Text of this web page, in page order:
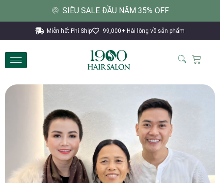
SIÊU SALE ĐẦU NĂM 35% OFF
Miễn hết Phí Ship 99,000+ Hài lòng về sản phẩm